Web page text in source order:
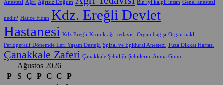
Anestezi Ağrı Ağrısız Doğum Bin iyi kalpli insan Genel anestezi
nedir? Hatice Fidan Kdz. Ereğli Devlet
Hastanesi Kdz Ereğli Kronik ağrı tedavisi Organ bağışı Organ nakli
Perioperatif Dönemde İleri Yaşam Desteği Spinal ve Epidural Anestezi Tuza Dikkat Haftası
Çanakkale Zaferi Çanakkale Şehitliği Şehitlerini Anma Günü
Ağustos 2026
P
S Ç P C C P